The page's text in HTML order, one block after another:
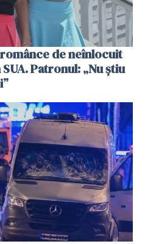
de neînlocuit
Patronul: „Nu știu